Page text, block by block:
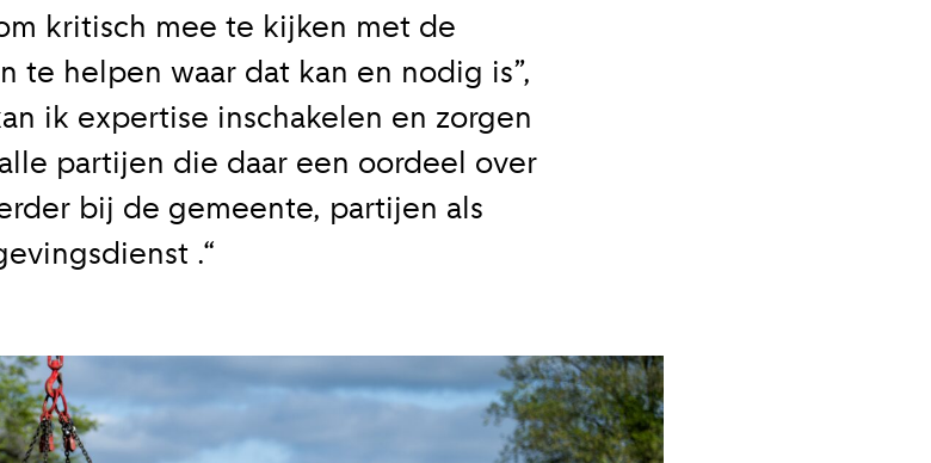
horen:
deprivacy voorwaarden
kritisch mee te kijken met de
te helpen waar dat kan en nodig is”,
ik expertise inschakelen en zorgen
partijen die daar een oordeel over
bij de gemeente, partijen als
.“